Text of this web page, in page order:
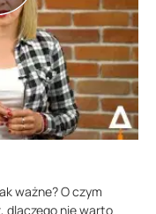
ważne? O czym
dlaczego nie warto